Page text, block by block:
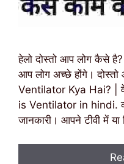
हेलो दोस्तो आप लोग कैसे
आप लोग अच्छे होंगे।
Ventilator Kya Hai? |
is Ventilator in hindi.
जानकारी। आपने टीवी में